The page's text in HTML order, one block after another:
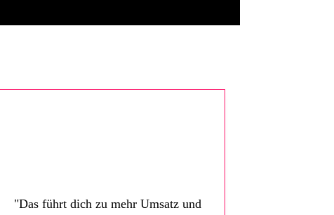
"Das führt dich zu mehr Umsatz und